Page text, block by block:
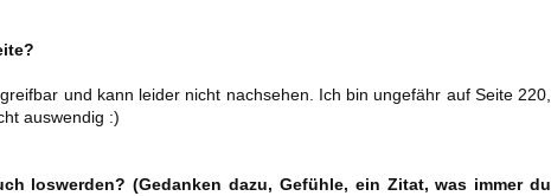
und kann leider nicht nachsehen. Ich bin ungefähr auf Seite 220,
auswendig :)
loswerden? (Gedanken dazu, Gefühle, ein Zitat, was immer du